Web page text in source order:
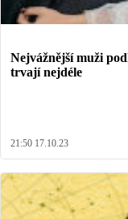
Nejvážnější muži
trvají nejdéle
21:50 17.10.23